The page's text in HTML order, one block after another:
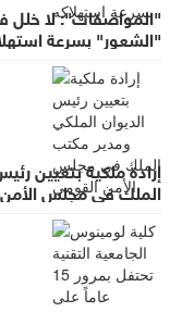
"المواصفات": لا خلل
"الشعور" بسرعة
إرادة ملكية بتعيين
الملك في مجلس